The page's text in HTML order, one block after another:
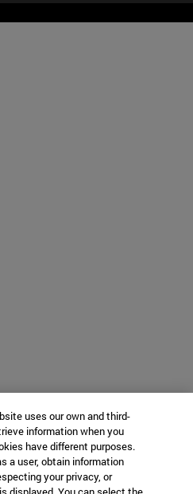
uses our own and third-
information when you
have different purposes.
a user, obtain information
your privacy, or